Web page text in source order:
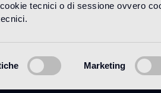
tecnici o di sessione ovvero
Marketing